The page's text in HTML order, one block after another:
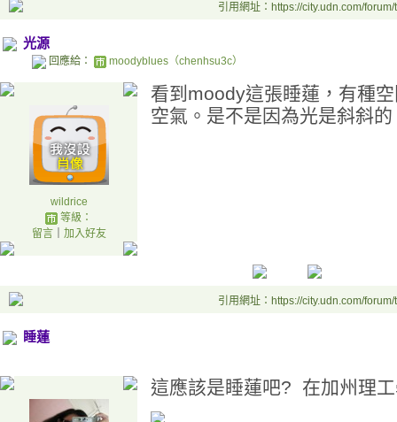
引用網址：https://city.udn.com/
光源
回應給： moodyblues（chenhsu3c）
wildrice
等級：
留言｜ 加入好友
看到moody這張睡蓮，有種
空氣。是不是因為光是斜斜
引用網址：https://city.udn.com/
睡蓮
這應該是睡蓮吧? 在加州理